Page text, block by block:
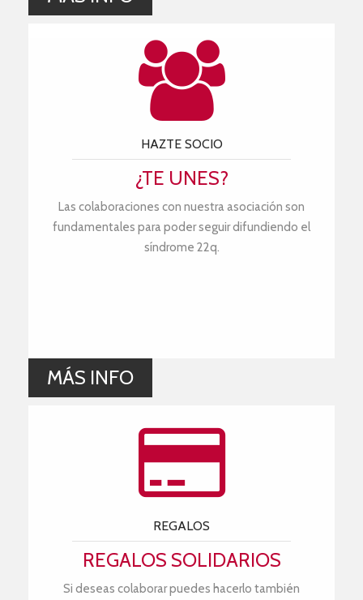
HAZTE SOCIO
¿TE UNES?
Las colaboraciones con nuestra asociación son
fundamentales para poder seguir difundiendo el
síndrome 22q.
MÁS INFO
REGALOS
REGALOS SOLIDARIOS
Si deseas colaborar puedes hacerlo también